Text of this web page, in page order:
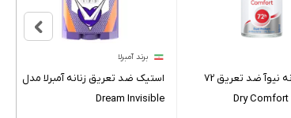
مام رول زنانه نیوآ ضد تعریق 72
برند آمبرلا
استیک ضد تعریق زنانه آمبرلا مدل
Dream Invisible